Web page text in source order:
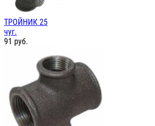
ТРОЙНИК 25
чуг.
91 руб.